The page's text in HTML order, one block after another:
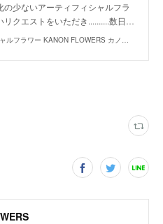
少ないアーティフィシャルフラ
クエストをいただき..........数日…
プリザーブドフラワー アーティフィシャルフラワー KANON FLOWERS カノンフラワーズ オフィシャルブログ - 栃木県宇都宮市